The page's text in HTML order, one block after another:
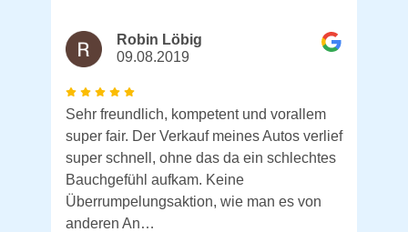
Robin Löbig
09.08.2019
Sehr freundlich, kompetent und vorallem
super fair. Der Verkauf meines Autos verlief
super schnell, ohne das da ein schlechtes
Bauchgefühl aufkam. Keine
Überrumpelungsaktion, wie man es von
anderen An…